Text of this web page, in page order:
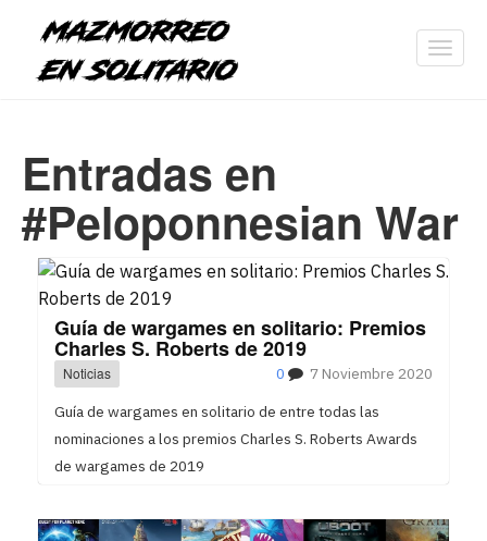
Entradas en
#Peloponnesian War
Guía de wargames en solitario: Premios
Charles S. Roberts de 2019
Noticias 7 Noviembre 2020
0
Guía de wargames en solitario de entre todas las
nominaciones a los premios Charles S. Roberts Awards
de wargames de 2019